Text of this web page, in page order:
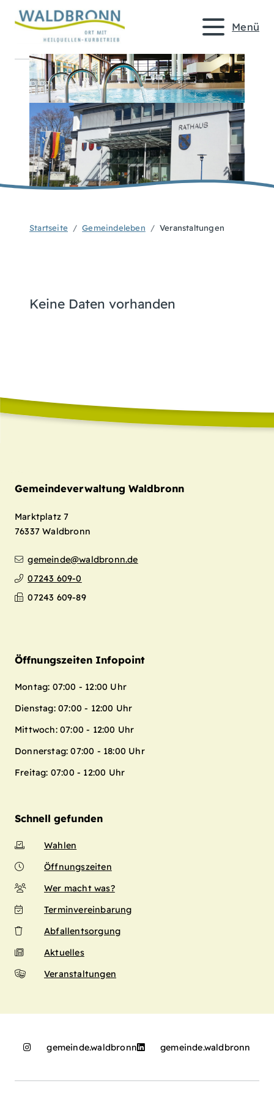
Menü
Startseite Gemeindeleben Veranstaltungen
Keine Daten vorhanden
Gemeindeverwaltung Waldbronn
Marktplatz 7
76337 Waldbronn
gemeinde@waldbronn.de
07243 609-0
07243 609-89
Öffnungszeiten Infopoint
Montag: 07:00 - 12:00 Uhr
Dienstag: 07:00 - 12:00 Uhr
Mittwoch: 07:00 - 12:00 Uhr
Donnerstag: 07:00 - 18:00 Uhr
Freitag: 07:00 - 12:00 Uhr
Schnell gefunden
Wahlen
Öffnungszeiten
Wer macht was?
Terminvereinbarung
Abfallentsorgung
Aktuelles
Veranstaltungen
gemeinde.waldbronn gemeinde.waldbronn